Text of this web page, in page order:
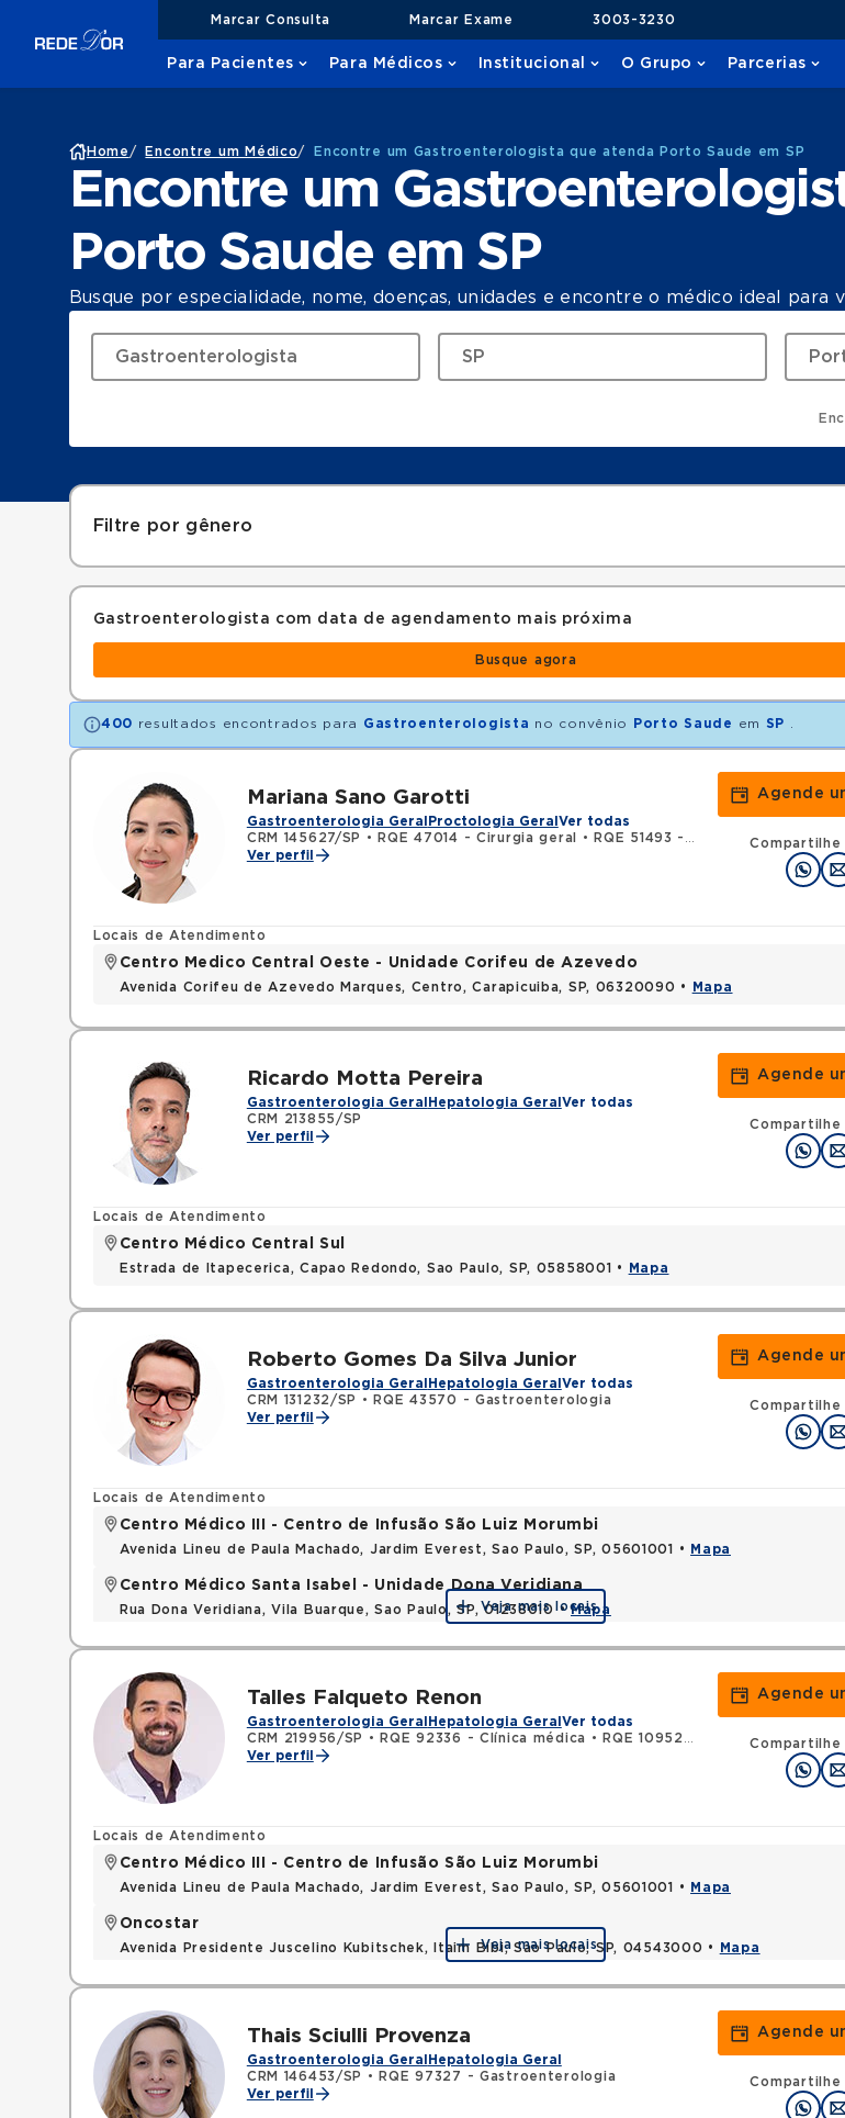
Marcar Consulta Marcar Exame 3003-3230
Para Pacientes Para Médicos Institucional O Grupo Parcerias
Home / Encontre um Médico/ Encontre um Gastroenterologista que atenda Porto Saude em SP
Encontre um
Porto Saude em SP
Busque por especialidade, nome, doenças, unidades e encontre o médico ideal para
Filtre por gênero
Gastroenterologista com data de agendamento mais próxima
Busque agora
400 resultados encontrados para Gastroenterologista no convênio Porto Saude em SP
Mariana Sano Garotti
Gastroenterologia Geral Proctologia Geral Ver todas
CRM 145627/SP
• RQE 47014 - Cirurgia geral •
RQE 51493 - Coloproctologia
Ver perfil
Agende
Locais de Atendimento
Centro Medico Central Oeste - Unidade Corifeu de Azevedo
Avenida Corifeu de Azevedo Marques, Centro, Carapicuiba, SP, 06320090 • Mapa
Ricardo Motta Pereira
Gastroenterologia Geral Hepatologia Geral Ver todas
CRM 213855/SP
Ver perfil
Agende
Locais de Atendimento
Centro Médico Central Sul
Estrada de Itapecerica, Capao Redondo, Sao Paulo, SP, 05858001 • Mapa
Roberto Gomes Da Silva Junior
Gastroenterologia Geral Hepatologia Geral Ver todas
CRM 131232/SP
•
RQE 43570 - Gastroenterologia
Ver perfil
Agende
Locais de Atendimento
Centro Médico III - Centro de Infusão São Luiz Morumbi
Avenida Lineu de Paula Machado, Jardim Everest, Sao Paulo, SP, 05601001 • Mapa
Centro Médico Santa Isabel - Unidade Dona Veridiana
Rua Dona Veridiana, Vila Buarque, Sao Paulo, SP, 01238010 •Mapa
Veja mais locais
Talles Falqueto Renon
Gastroenterologia Geral Hepatologia Geral Ver todas
CRM 219956/SP
• RQE 92336 - Clínica médica •
RQE 109521 - Gastroenterologia
Ver perfil
Agende
Locais de Atendimento
Centro Médico III - Centro de Infusão São Luiz Morumbi
Avenida Lineu de Paula Machado, Jardim Everest, Sao Paulo, SP, 05601001 • Mapa
Oncostar
Avenida Presidente Juscelino Kubitschek, Itaim Bibi, Sao Paulo, SP, 04543000 • Mapa
Veja mais locais
Thais Sciulli Provenza
Gastroenterologia Geral Hepatologia Geral
CRM 146453/SP
•
RQE 97327 - Gastroenterologia
Ver perfil
Agende